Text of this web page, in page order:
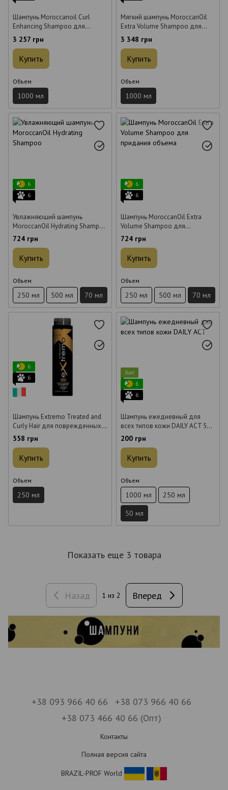
Шампунь Moroccanoil Curl
Enhancing Shampoo для
вьющихся волос 1000 мл
3 257 грн
Купить
Объем
1000 мл
Мягкий шампунь MoroccanOil
Extra Volume Shampoo для
придания объему 1000 мл
3 348 грн
Купить
Объем
1000 мл
6
6
Увлажняющий шампунь
MoroccanOil Hydrating Shampoo
70 мл
724 грн
Купить
Объем
250 мл 500 мл 70 мл
6
6
Шампунь MoroccanOil Extra
Volume Shampoo для
придания объема 70 мл
724 грн
Купить
Объем
250 мл 500 мл 70 мл
6
6
Шампунь Extremo Treated and
Curly Hair для поврежденных и
вьющихся волос 250 мл
558 грн
Купить
Объем
250 мл
Хит
6
6
Шампунь ежедневный для
всех типов кожи DAILY ACT 50
мл
200 грн
Купить
Объем
1000 мл
250 мл
50 мл
Показать еще 3 товара
Назад 1 из 2 Вперед
+38 093 966 40 66
+38 073 966 40 66
+38 073 466 40 66 (Опт)
Контакты
Полная версия сайта
BRAZIL-PROF World